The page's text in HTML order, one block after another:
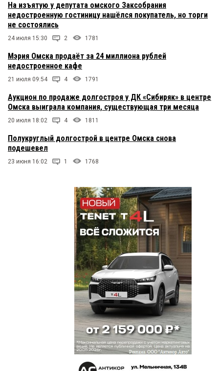
На изъятую у депутата омского Заксобрания
недостроенную гостиницу нашёлся покупатель, но торги
не состоялись
24 июля 15:30 2 1781
Мэрия Омска продаёт за 24 миллиона рублей
недостроенное кафе
21 июля 09:54 4 1791
Аукцион по продаже долгостроя у ДК «Сибиряк» в центре
Омска выиграла компания, существующая три месяца
20 июля 18:02 4 1811
Полукруглый долгострой в центре Омска снова
подешевел
23 июня 16:02 1 1768